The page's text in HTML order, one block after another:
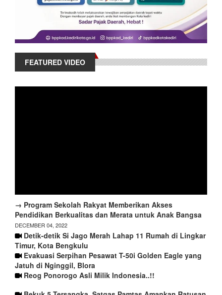
FEATURED VIDEO
→ Program Sekolah Rakyat Memberikan Akses
Pendidikan Berkualitas dan Merata untuk Anak Bangsa
DECEMBER 04, 2022
Detik-detik Si Jago Merah Lahap 11 Rumah di Lingkar
Timur, Kota Bengkulu
Evakuasi Serpihan Pesawat T-50i Golden Eagle yang
Jatuh di Nginggil, Blora
Reog Ponorogo Asli Milik Indonesia..!!